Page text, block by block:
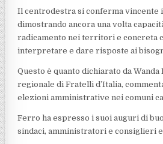
Il centrodestra si conferma vincente
dimostrando ancora una volta
radicamento nei territori e concreta
interpretare e dare risposte ai
Questo è quanto dichiarato da
regionale di Fratelli d’Italia,
elezioni amministrative nei comuni
Ferro ha espresso i suoi auguri di
sindaci, amministratori e consiglieri